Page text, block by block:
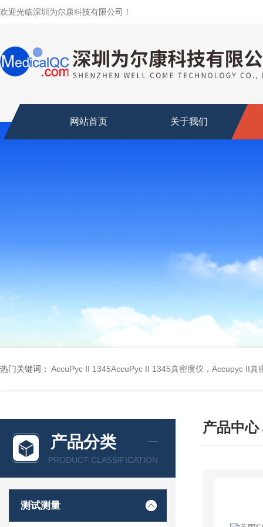
欢迎光临深圳为尔康科技有限公司！
网站首页 关于我们
热门关键词： AccuPyc II 1345AccuPyc II 1345真密度仪，Accupyc II真
产品分类
PRODUCT CLASSIFICATION
测试测量
产品中心